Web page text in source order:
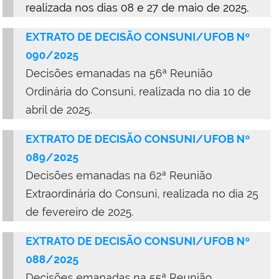
realizada nos dias 08 e 27 de maio de 2025.
EXTRATO DE DECISÃO CONSUNI/UFOB Nº
090/2025
Decisões emanadas na 56ª Reunião
Ordinária do Consuni, realizada no dia 10 de
abril de 2025.
EXTRATO DE DECISÃO CONSUNI/UFOB Nº
089/2025
Decisões emanadas na 62ª Reunião
Extraordinária do Consuni, realizada no dia 25
de fevereiro de 2025.
EXTRATO DE DECISÃO CONSUNI/UFOB Nº
088/2025